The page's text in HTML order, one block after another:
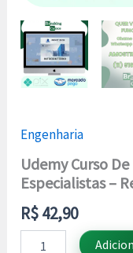
Engenharia
Udemy Curso
Especialistas –
R$42,90